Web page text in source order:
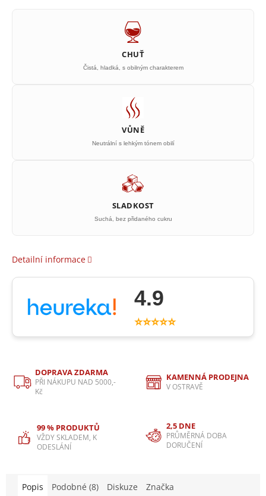
CHUŤ
Čistá, hladká, s obilným charakterem
VŮNĚ
Neutrální s lehkým tónem obilí
SLADKOST
Suchá, bez přidaného cukru
Detailní informace
4.9
⭐⭐⭐⭐⭐
DOPRAVA ZDARMA
PŘI NÁKUPU NAD 5000,-
Kč
KAMENNÁ PRODEJNA
V OSTRAVĚ
99 % PRODUKTŮ
VŽDY SKLADEM, K
ODESLÁNÍ
2,5 DNE
PRŮMĚRNÁ DOBA
DORUČENÍ
Popis Podobné (8) Diskuze Značka